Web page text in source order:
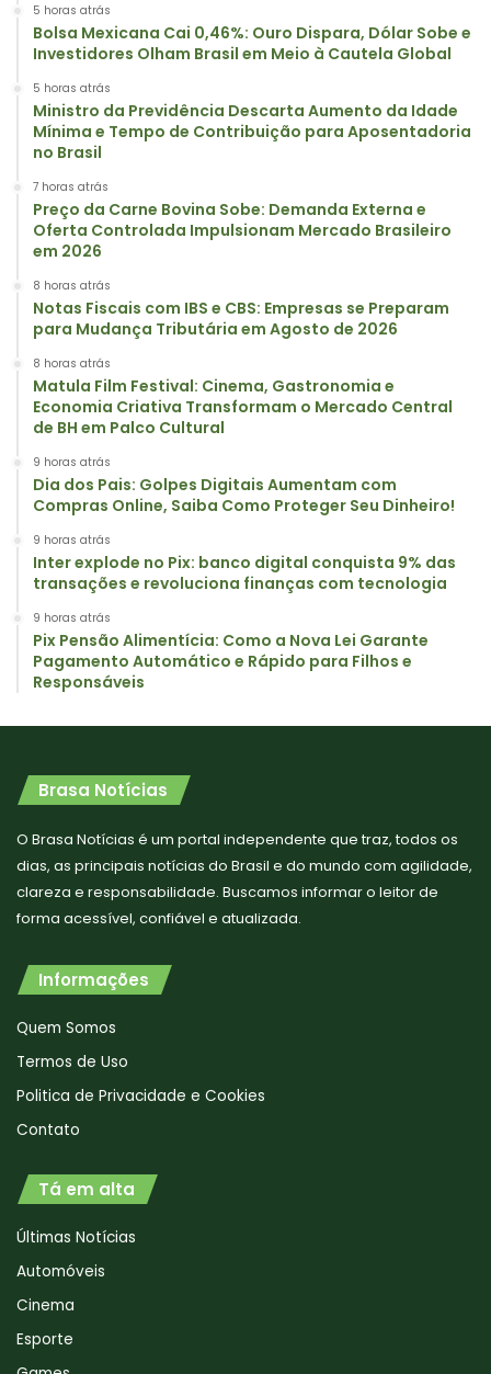
5 horas atrás
Bolsa Mexicana Cai 0,46%: Ouro Dispara, Dólar Sobe e
Investidores Olham Brasil em Meio à Cautela Global
5 horas atrás
Ministro da Previdência Descarta Aumento da Idade
Mínima e Tempo de Contribuição para Aposentadoria
no Brasil
7 horas atrás
Preço da Carne Bovina Sobe: Demanda Externa e
Oferta Controlada Impulsionam Mercado Brasileiro
em 2026
8 horas atrás
Notas Fiscais com IBS e CBS: Empresas se Preparam
para Mudança Tributária em Agosto de 2026
8 horas atrás
Matula Film Festival: Cinema, Gastronomia e
Economia Criativa Transformam o Mercado Central
de BH em Palco Cultural
9 horas atrás
Dia dos Pais: Golpes Digitais Aumentam com
Compras Online, Saiba Como Proteger Seu Dinheiro!
9 horas atrás
Inter explode no Pix: banco digital conquista 9% das
transações e revoluciona finanças com tecnologia
9 horas atrás
Pix Pensão Alimentícia: Como a Nova Lei Garante
Pagamento Automático e Rápido para Filhos e
Responsáveis
Brasa Notícias
O Brasa Notícias é um portal independente que traz, todos os
dias, as principais notícias do Brasil e do mundo com agilidade,
clareza e responsabilidade. Buscamos informar o leitor de
forma acessível, confiável e atualizada.
Informações
Quem Somos
Termos de Uso
Politica de Privacidade e Cookies
Contato
Tá em alta
Últimas Notícias
Automóveis
Cinema
Esporte